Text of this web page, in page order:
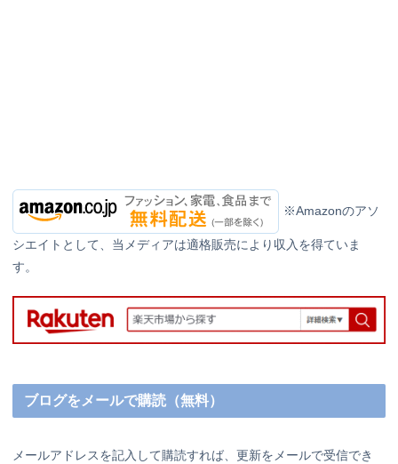
※Amazonのアソ
シエイトとして、当メディアは適格販売により収入を得ていま
す。
ブログをメールで購読（無料）
メールアドレスを記入して購読すれば、更新をメールで受信でき